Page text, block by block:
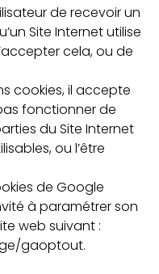
de recevoir un
Site Internet utilise
cela, ou de
cookies, il accepte
fonctionner de
du Site Internet
ou l’être
de Google
à paramétrer son
web suivant :
gaoptout.